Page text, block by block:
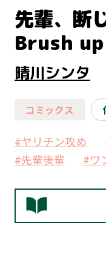
先輩、断
Brush
晴川シンタ
コミックス
#ヤリチン攻め
#先輩後輩
#ワ